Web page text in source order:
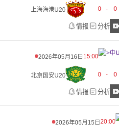
上海海港U20 0 - 0
情报 分析
2026年05月16日 15:00
北京国安U20 0 - 0
情报 分析
2026年05月15日 20:00